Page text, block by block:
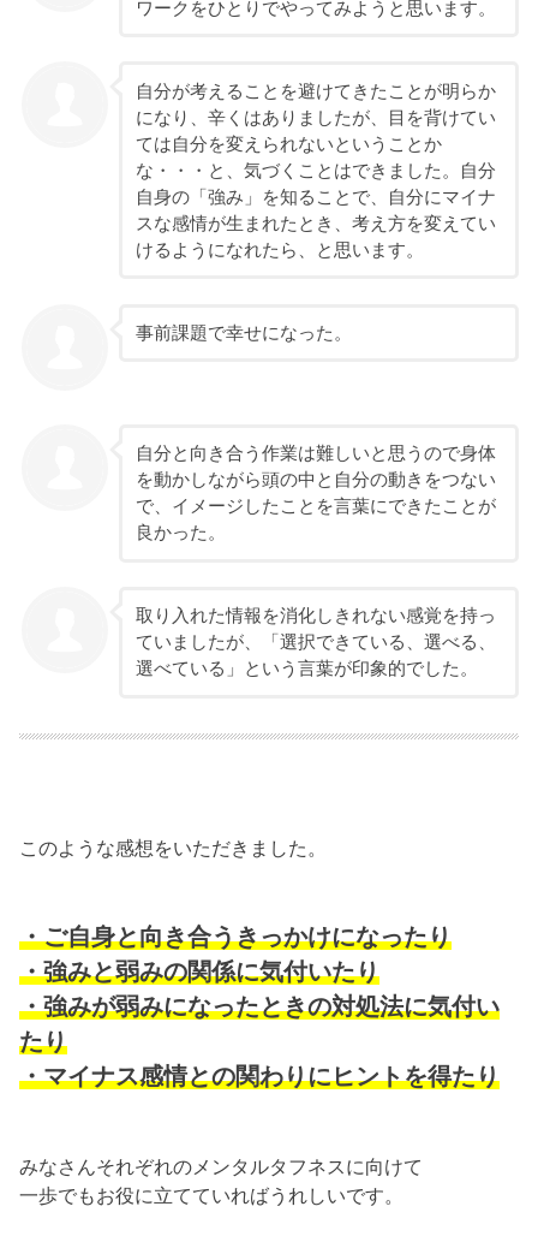
ワークをひとりでやってみようと思います。
自分が考えることを避けてきたことが明らか
になり、辛くはありましたが、目を背けてい
ては自分を変えられないということか
な・・・と、気づくことはできました。自分
自身の「強み」を知ることで、自分にマイナ
スな感情が生まれたとき、考え方を変えてい
けるようになれたら、と思います。
事前課題で幸せになった。
自分と向き合う作業は難しいと思うので身体
を動かしながら頭の中と自分の動きをつない
で、イメージしたことを言葉にできたことが
良かった。
取り入れた情報を消化しきれない感覚を持っ
ていましたが、「選択できている、選べる、
選べている」という言葉が印象的でした。
このような感想をいただきました。
・ご自身と向き合うきっかけになったり
・強みと弱みの関係に気付いたり
・強みが弱みになったときの対処法に気付い
たり
・マイナス感情との関わりにヒントを得たり
みなさんそれぞれのメンタルタフネスに向けて
一歩でもお役に立てていればうれしいです。